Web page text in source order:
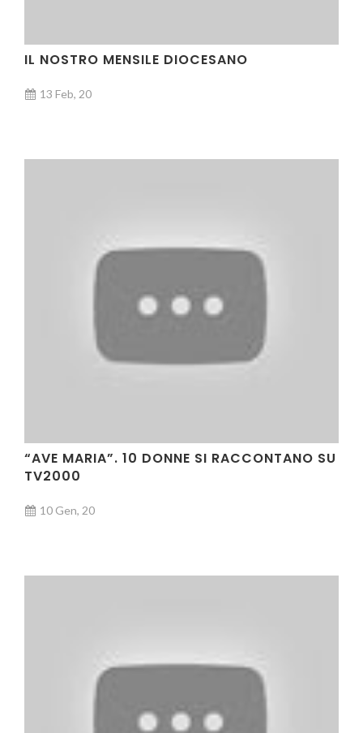
IL NOSTRO MENSILE DIOCESANO
13 Feb, 20
“AVE MARIA”. 10 DONNE SI RACCONTANO SU
TV2000
10 Gen, 20